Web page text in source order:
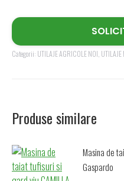
Categorii: UTILAJE AGRICOLE NOI
Produse similare
Masina de
Gaspardo